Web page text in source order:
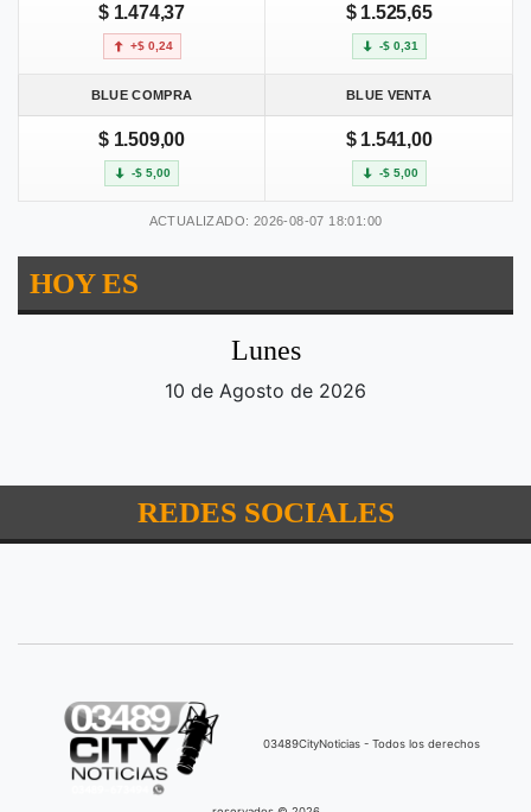
$ 1.474,37
+$ 0,24
$ 1.525,65
-$ 0,31
BLUE COMPRA BLUE VENTA
$ 1.509,00
-$ 5,00
$ 1.541,00
-$ 5,00
ACTUALIZADO: 2026-08-07 18:01:00
HOY ES
Lunes
10 de Agosto de 2026
REDES SOCIALES
03489CityNoticias - Todos los derechos